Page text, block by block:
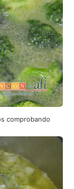
comprobando